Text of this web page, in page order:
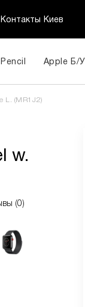
Контакты Киев
Pencil Apple Б/У
L. (MR1J2)
w.
(0)